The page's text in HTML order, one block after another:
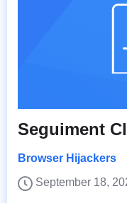
Seguiment
Browser Hijackers
September 18,